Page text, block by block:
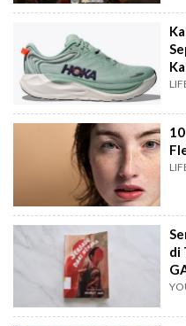
di